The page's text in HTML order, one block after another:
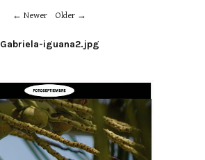
Newer Older
Gabriela-iguana2.jpg